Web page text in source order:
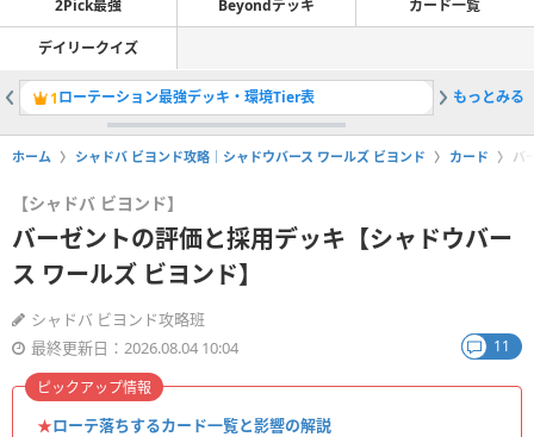
2Pick最強 Beyondデッキ カード一覧
デイリークイズ
1ローテーション最強デッキ・環境Tier表 2魔手ウ
もっとみる
ホーム シャドバ ビヨンド攻略｜シャドウバース ワールズ ビヨンド カード バ
【シャドバ ビヨンド】
バーゼントの評価と採用デッキ【シャドウバー
ス ワールズ ビヨンド】
シャドバ ビヨンド攻略班
最終更新日：2026.08.04 10:04
11
★ローテ落ちするカード一覧と影響の解説
ピックアップ情報